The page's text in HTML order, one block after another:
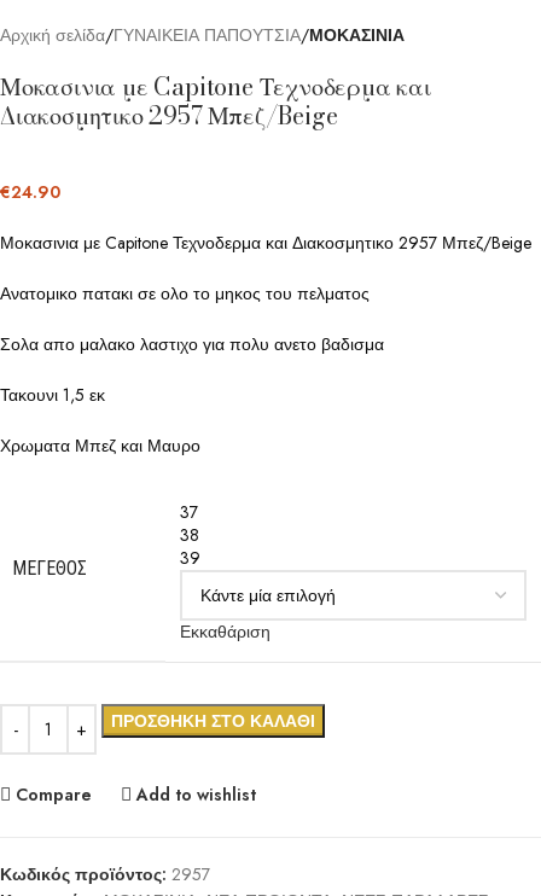
Αρχική σελίδα ΓΥΝΑΙΚΕΙΑ ΠΑΠΟΥΤΣΙΑ ΜΟΚΑΣΙΝΙΑ
Μοκασινια με Capitone Τεχνοδερμα και
Διακοσμητικο 2957 Μπεζ/Beige
€24.90
Μοκασινια με Capitone Τεχνοδερμα και Διακοσμητικο 2957 Μπεζ/Beige
Ανατομικο πατακι σε ολο το μηκος του πελματος
Σολα απο μαλακο λαστιχο για πολυ ανετο βαδισμα
Τακουνι 1,5 εκ
Χρωματα Μπεζ και Μαυρο
ΜΈΓΕΘΟΣ
37
38
39
Εκκαθάριση
ΠΡΟΣΘΉΚΗ ΣΤΟ ΚΑΛΆΘΙ
Compare Add to wishlist
Κωδικός προϊόντος: 2957